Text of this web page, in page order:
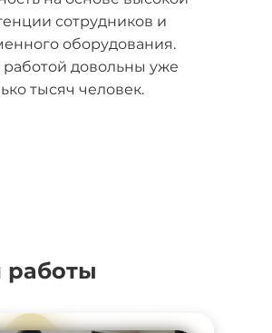
сотрудников и
оборудования.
довольны уже
тысяч человек.